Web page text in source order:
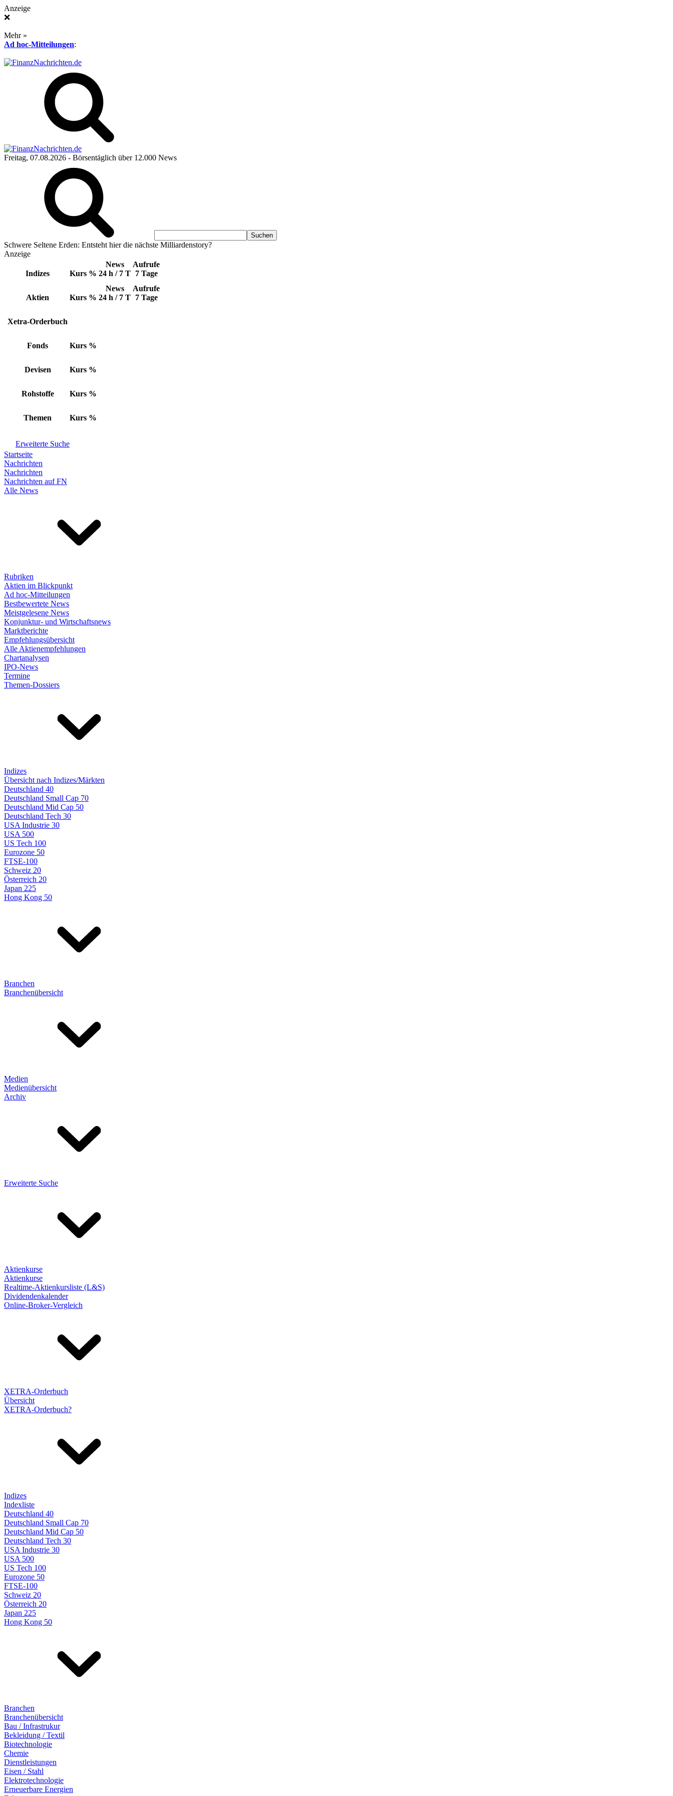
Anzeige
❌
Mehr »
Ad hoc-Mitteilungen:
Freitag, 07.08.2026 - Börsentäglich über 12.000 News
Schwere Seltene Erden: Entsteht hier die nächste Milliardenstory?
Anzeige
Indizes Kurs %
News
24 h / 7 T
Aufrufe
7 Tage
Aktien Kurs %
News
24 h / 7 T
Aufrufe
7 Tage
Xetra-Orderbuch
Fonds Kurs %
Devisen Kurs %
Rohstoffe Kurs %
Themen Kurs %
Erweiterte Suche
Startseite
Nachrichten
Nachrichten
Nachrichten auf FN
Alle News
Rubriken
Aktien im Blickpunkt
Ad hoc-Mitteilungen
Bestbewertete News
Meistgelesene News
Konjunktur- und Wirtschaftsnews
Marktberichte
Empfehlungsübersicht
Alle Aktienempfehlungen
Chartanalysen
IPO-News
Termine
Themen-Dossiers
Indizes
Übersicht nach Indizes/Märkten
Deutschland 40
Deutschland Small Cap 70
Deutschland Mid Cap 50
Deutschland Tech 30
USA Industrie 30
USA 500
US Tech 100
Eurozone 50
FTSE-100
Schweiz 20
Österreich 20
Japan 225
Hong Kong 50
Branchen
Branchenübersicht
Medien
Medienübersicht
Archiv
Erweiterte Suche
Aktienkurse
Aktienkurse
Realtime-Aktienkursliste (L&S)
Dividendenkalender
Online-Broker-Vergleich
XETRA-Orderbuch
Übersicht
XETRA-Orderbuch?
Indizes
Indexliste
Deutschland 40
Deutschland Small Cap 70
Deutschland Mid Cap 50
Deutschland Tech 30
USA Industrie 30
USA 500
US Tech 100
Eurozone 50
FTSE-100
Schweiz 20
Österreich 20
Japan 225
Hong Kong 50
Branchen
Branchenübersicht
Bau / Infrastrukur
Bekleidung / Textil
Biotechnologie
Chemie
Dienstleistungen
Eisen / Stahl
Elektrotechnologie
Erneuerbare Energien